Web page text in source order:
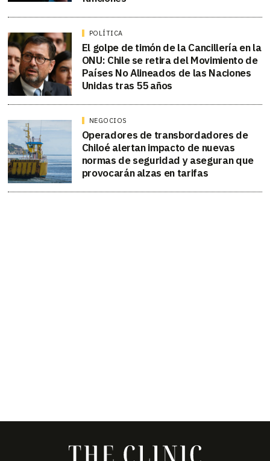
POLÍTICA
El golpe de timón de la Cancillería en la
ONU: Chile se retira del Movimiento de
Países No Alineados de las Naciones
Unidas tras 55 años
NEGOCIOS
Operadores de transbordadores de
Chiloé alertan impacto de nuevas
normas de seguridad y aseguran que
provocarán alzas en tarifas